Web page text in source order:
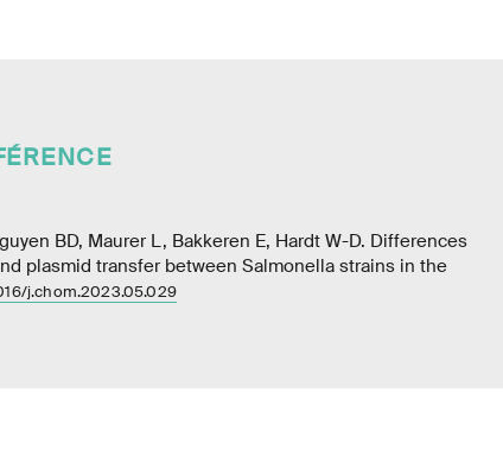
BD, Maurer L, Bakkeren E, Hardt W-D. Differences
plasmid transfer between Salmonella strains in the
j.chom.2023.05.029